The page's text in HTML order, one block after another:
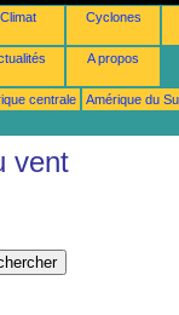
Climat Cyclones
A propos
centrale
Amérique du
vent